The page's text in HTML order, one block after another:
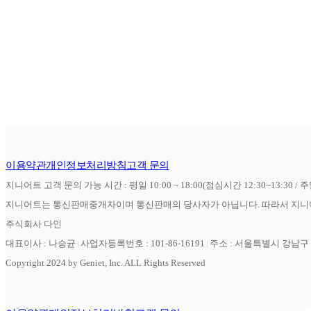
이용약관개인정보처리방침고객 문의
지니어트 고객 문의 가능 시간 : 평일 10:00 ~ 18:00(점심시간 12:30~13:30 /
지니어트는 통신판매중개자이며 통신판매의 당사자가 아닙니다. 따라서 지
주식회사 다인
대표이사 : 나승균 사업자등록번호 : 101-86-16191
주소 : 서울특별시 강남
Copyright 2024 by Geniet, Inc. ALL Rights Reserved